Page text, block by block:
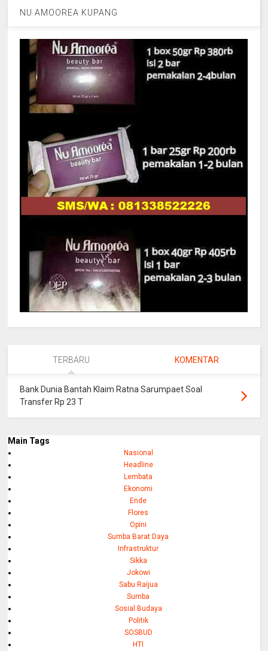
NU AMOOREA KUPANG
TERBARU KOMENTAR
Bank Dunia Bantah Klaim Ratna Sarumpaet Soal
Transfer Rp 23 T
Main Tags
Nasional
Headline
Lembata
Ekonomi
Ende
Flores
Opini
Sumba Barat Daya
Infrastruktur
Sikka
Jokowi
Sabu Raijua
Sumba
Sosial Budaya
Politik
SOSBUD
HTI